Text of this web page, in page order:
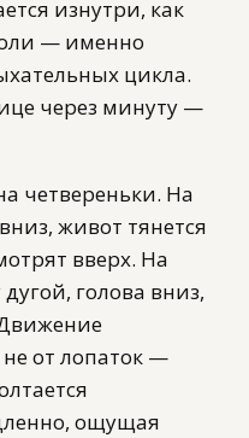
изнутри, как
— именно
цикла.
через минуту —
четвереньки. На
живот тянется
вверх. На
голова вниз,
от лопаток —
ощущая